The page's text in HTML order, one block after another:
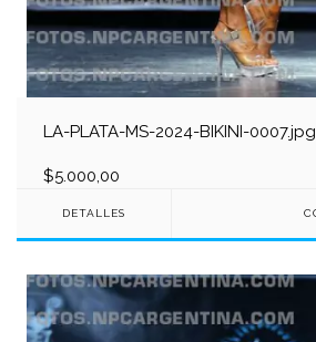
LA-PLATA-MS-2024-BIKINI-0007.jpg
$5.000,00
DETALLES